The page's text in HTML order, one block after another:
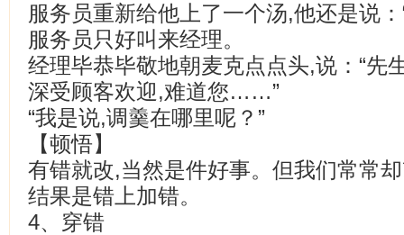
服务员重新给他上了一个汤,他还是说
服务员只好叫来经理。
经理毕恭毕敬地朝麦克点点头,说：“先
深受顾客欢迎,难道您……”
“我是说,调羹在哪里呢？”
【顿悟】
有错就改,当然是件好事。但我们常常
结果是错上加错。
4、穿错